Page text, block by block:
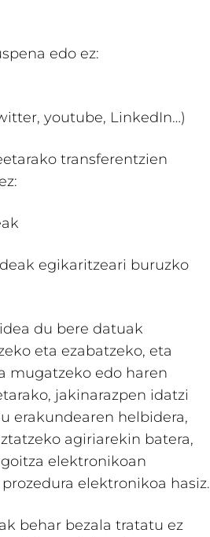
edo ez:
youtube, LinkedIn…)
transferentzien
egikaritzeari buruzko
du bere datuak
eta ezabatzeko, eta
mugatzeko edo haren
jakinarazpen idatzi
erakundearen helbidera,
agiriarekin batera,
elektronikoan
elektronikoa hasiz.
behar bezala tratatu ez